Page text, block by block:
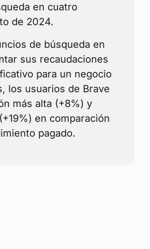
en cuatro
de 2024.
de búsqueda en
sus recaudaciones
para un negocio
los usuarios de Brave
más alta (+8%) y
en comparación
pagado.